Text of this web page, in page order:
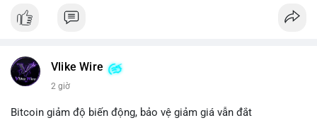
$btc
📰 Nguồn: Cointelegraph
Vlike Wire
2 giờ
Bitcoin giảm độ biến động, bảo vệ giảm giá vẫn đắt